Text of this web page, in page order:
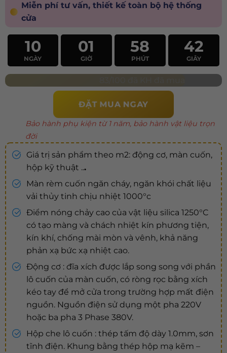
Miễn phí tư vấn, thiết kế toàn bộ hệ thống
cửa
10
NGÀY
01
GIỜ
58
PHÚT
40
GIÂY
ĐẶT MUA NGAY
Bảo hành phụ kiện từ 1 năm, bảo hành vật liệu trọn
đời
Giá trị sản phẩm theo m2: động cơ, màn cuốn,
hộp kỹ thuật ...
Màn rèm cuốn ngăn cháy, ngăn khói chất liệu
vải thủy tinh chịu nhiệt 1000°c
Điểm nóng chảy cao của vật liệu silica 1250°C
có tạo màng và chách nhiệt kín phương tiện,
kín khí, chống mài mòn và vênh, khả năng
phản xạ bức xạ nhiệt cao.
Động cơ : đĩa xích được lắp song song với phần
lô cuốn của màn cuốn, có ròng rọc bằng xích
kéo tay để mở cửa trong trường hợp mất điện
nguồn. Nguồn điện sử dụng một pha 220V
hoặc ba pha 3 Phase 380V.
Hộp che lô cuốn : thép tấm độ dày 1.0mm, sơn
tĩnh điện. Khung bằng thép hộp mạ kẽm –